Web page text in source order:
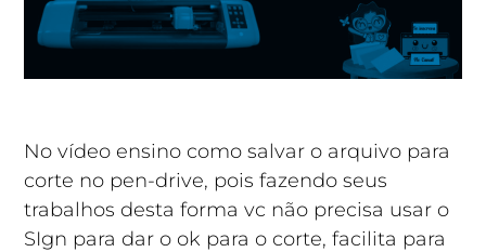
No vídeo ensino como salvar o arquivo para
corte no pen-drive, pois fazendo seus
trabalhos desta forma vc não precisa usar o
SIgn para dar o ok para o corte, facilita para